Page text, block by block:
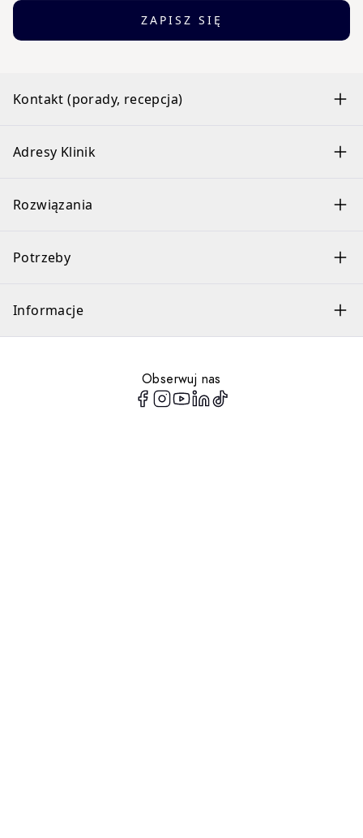
ZAPISZ SIĘ
Kontakt (porady, recepcja)
Adresy Klinik
Rozwiązania
Potrzeby
Informacje
Obserwuj nas